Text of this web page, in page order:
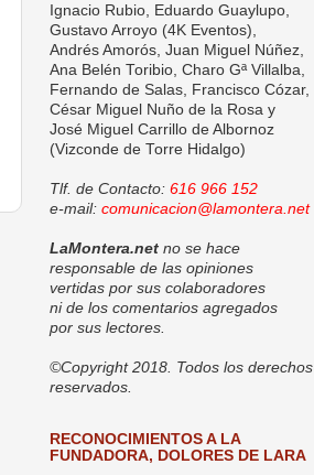
Ignacio Rubio, Eduardo Guaylupo,
Gustavo Arroyo (4K Eventos),
Andrés Amorós, Juan Miguel Núñez,
Ana Belén Toribio, Charo Gª Villalba,
Fernando de Salas, Francisco Cózar,
César Miguel Nuño de la Rosa y
José Miguel Carrillo de Albornoz
(Vizconde de Torre Hidalgo)
Tlf. de Contacto: 616 966 152
e-mail: comunicacion@lamontera.net
LaMontera.net no se hace
responsable de las opiniones
vertidas por sus colaboradores
ni de los comentarios agregados
por sus lectores.
©Copyright 2018. Todos los derechos
reservados.
RECONOCIMIENTOS A LA
FUNDADORA, DOLORES DE LARA